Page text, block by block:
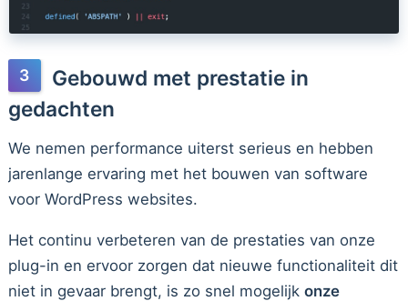
Gebouwd met prestatie in
gedachten
We nemen performance uiterst serieus en hebben
jarenlange ervaring met het bouwen van software
voor WordPress websites.
Het continu verbeteren van de prestaties van onze
plug-in en ervoor zorgen dat nieuwe functionaliteit dit
niet in gevaar brengt, is zo snel mogelijk onze